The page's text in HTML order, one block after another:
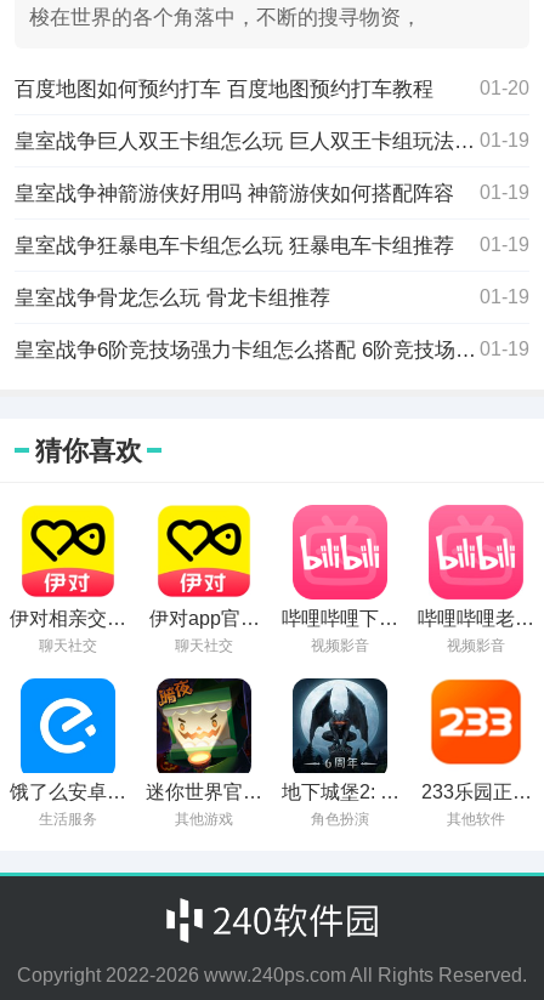
梭在世界的各个角落中，不断的搜寻物资，
百度地图如何预约打车 百度地图预约打车教程 01-20
皇室战争巨人双王卡组怎么玩 巨人双王卡组玩法介绍 01-19
皇室战争神箭游侠好用吗 神箭游侠如何搭配阵容 01-19
皇室战争狂暴电车卡组怎么玩 狂暴电车卡组推荐 01-19
皇室战争骨龙怎么玩 骨龙卡组推荐 01-19
皇室战争6阶竞技场强力卡组怎么搭配 6阶竞技场卡组推荐 01-19
猜你喜欢
伊对相亲交友
免费下载
聊天社交
伊对app官方
下载
聊天社交
哔哩哔哩下载
2024安卓最新
视频影音
哔哩哔哩老版
本6.79.0
视频影音
饿了么安卓最
新版下载
生活服务
迷你世界官服
版下载
其他游戏
地下城堡2: 黑
暗觉醒手机官
下载
角色扮演
233乐园正版
苹果手机下载
其他软件
Copyright 2022-2026 www.240ps.com All Rights Reserved.